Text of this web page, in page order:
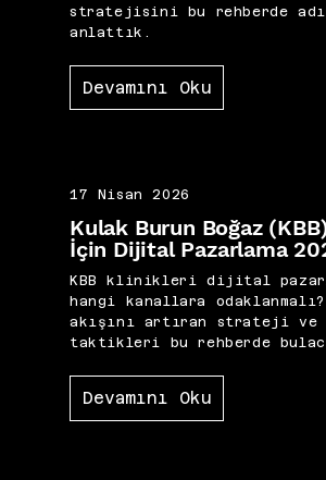
stratejisini bu rehberde
anlattık.
Devamını Oku
17 Nisan 2026
Kulak Burun Boğaz
İçin Dijital Pazarlama
KBB klinikleri dijital
hangi kanallara
akışını artıran strateji ve
taktikleri bu rehberde
Devamını Oku